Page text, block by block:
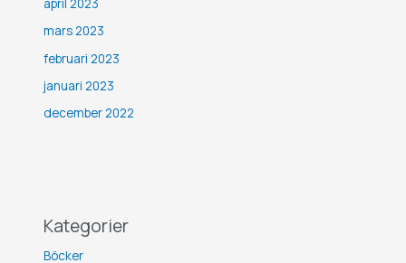
mars 2023
februari 2023
januari 2023
december 2022
Kategorier
Böcker